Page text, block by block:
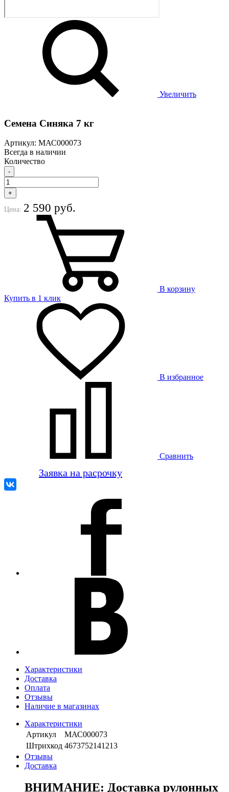
Увеличить
Семена Синяка 7 кг
Артикул: МАС000073
Всегда в наличии
Количество
-
+
Цена: 2 590 руб.
В корзину
Купить в 1 клик
В избранное
Сравнить
Заявка на расрочку
Характеристики
Доставка
Оплата
Отзывы
Наличие в магазинах
Характеристики
Артикул
МАС000073
Штрихкод 4673752141213
Отзывы
Доставка
ВНИМАНИЕ: Доставка рулонных